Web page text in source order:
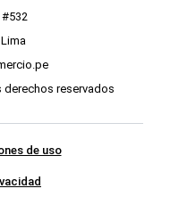
#532
derechos reservados
de uso